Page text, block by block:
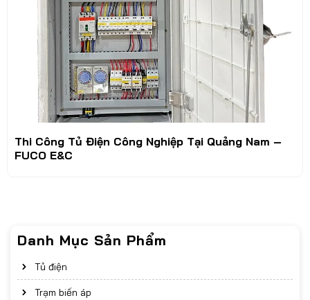
Danh Mục Sản Phẩm
Tủ điện
Trạm biến áp
Thi Công Tủ Điện Công Nghiệp Tại Quảng Nam –
FUCO E&C